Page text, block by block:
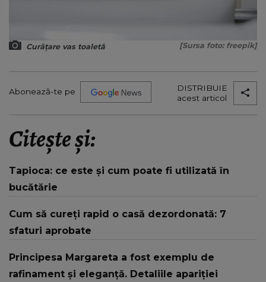
Curățare vas toaletă [Sursa foto: freepik]
Abonează-te pe
DISTRIBUIE
acest articol
Citește și:
Tapioca: ce este și cum poate fi utilizată în
bucătărie
Cum să cureți rapid o casă dezordonată: 7
sfaturi aprobate
Principesa Margareta a fost exemplu de
rafinament și eleganță. Detaliile apariției